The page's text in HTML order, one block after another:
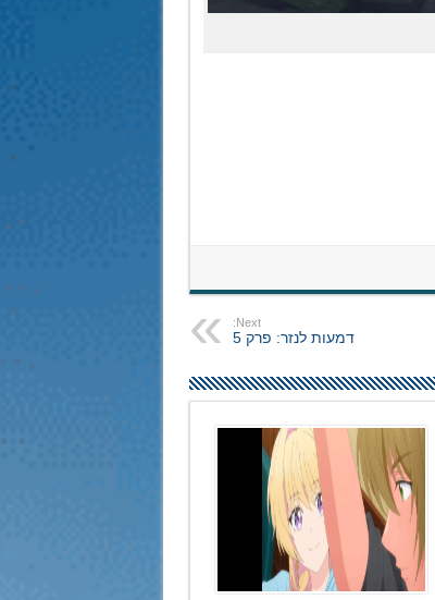
Next:
דמעות לנזר: פרק 5